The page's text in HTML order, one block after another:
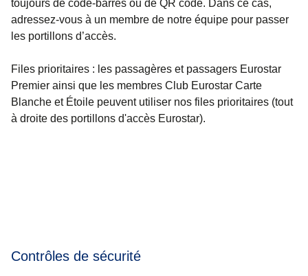
toujours de code-barres ou de QR code. Dans ce cas,
adressez-vous à un membre de notre équipe pour passer
les portillons d’accès.
Files prioritaires : les passagères et passagers Eurostar
Premier ainsi que les membres Club Eurostar Carte
Blanche et Étoile peuvent utiliser nos files prioritaires (tout
à droite des portillons d'accès Eurostar).
Contrôles de sécurité